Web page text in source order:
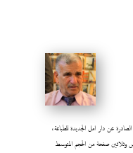
عن دار امل الجديدة للطباعة،
وثلاثين صفحة من الحجم المتوسط